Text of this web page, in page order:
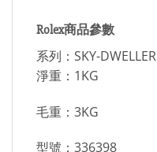
Rolex商品參數
系列：SKY-DWELLER
淨重：1KG
毛重：3KG
型號：336398